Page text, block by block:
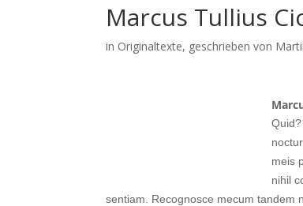
Marcus Tullius
in Originaltexte, geschrieben von
meis
nihil
sentiam. Recognosce mecum tandem